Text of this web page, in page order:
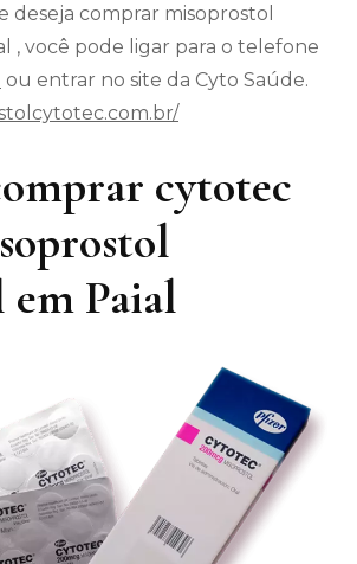
deseja comprar misoprostol
, você pode ligar para o telefone
ou entrar no site da Cyto Saúde.
cytotec
Paial